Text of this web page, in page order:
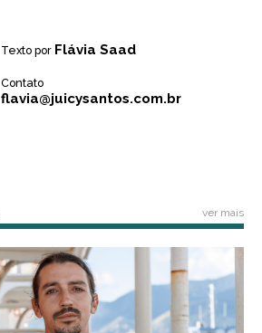
Texto por Flávia Saad
Contato
flavia@juicysantos.com.br
ver mais